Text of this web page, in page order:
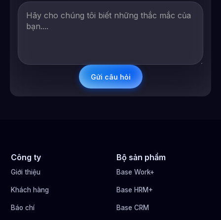
Công ty
Giới thiệu
Khách hàng
Báo chí
Bộ sản phẩm
Base Work+
Base HRM+
Base CRM